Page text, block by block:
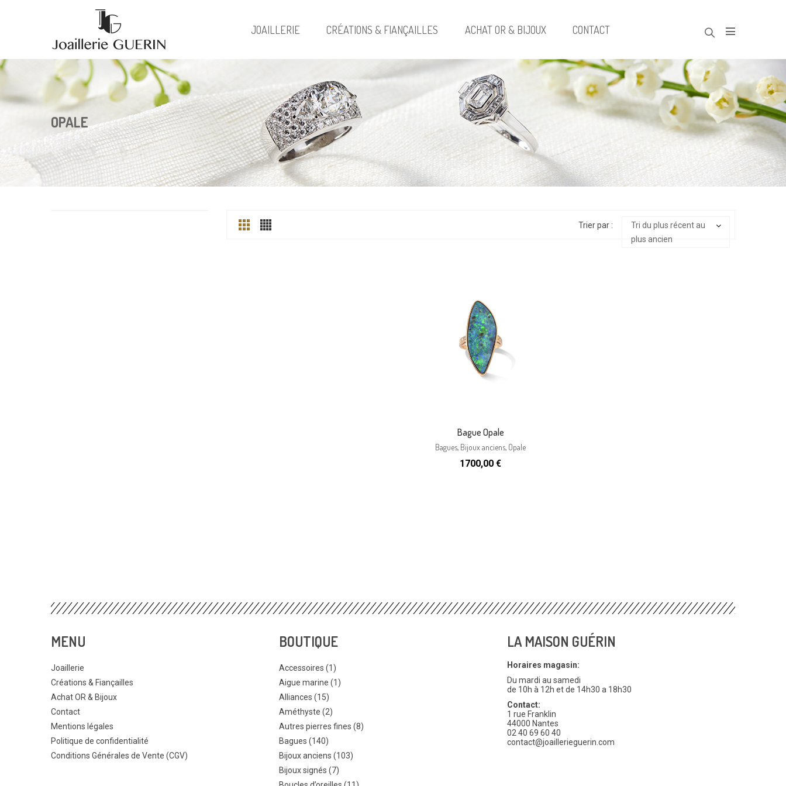
JOAILLERIE CRÉATIONS & FIANÇAILLES ACHAT OR & BIJOUX CONTACT
OPALE
Trier par :
Tri du plus récent au
plus ancien
Bague Opale
Bagues, Bijoux anciens, Opale
1700,00€
MENU
Joaillerie
Créations & Fiançailles
Achat OR & Bijoux
Contact
Mentions légales
Politique de confidentialité
Conditions Générales de Vente (CGV)
BOUTIQUE
Accessoires (1)
Aigue marine (1)
Alliances (15)
Améthyste (2)
Autres pierres fines (8)
Bagues (140)
Bijoux anciens (103)
Bijoux signés (7)
LA MAISON GUÉRIN
Horaires magasin:
Du mardi au samedi
de 10h à 12h et de 14h30 a 18h30
Contact:
1 rue Franklin
44000 Nantes
02 40 69 60 40
contact@joaillerieguerin.com